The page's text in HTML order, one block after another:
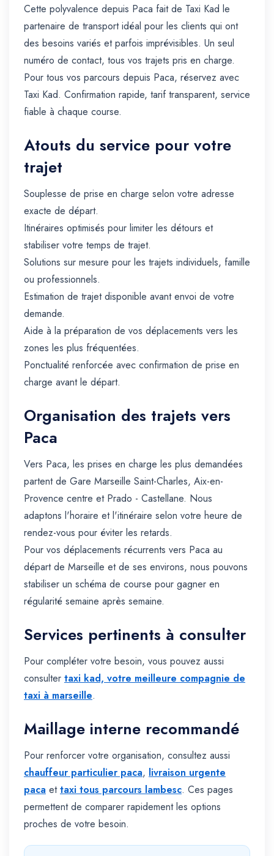
Cette polyvalence depuis Paca fait de Taxi Kad le
partenaire de transport idéal pour les clients qui ont
des besoins variés et parfois imprévisibles. Un seul
numéro de contact, tous vos trajets pris en charge.
Pour tous vos parcours depuis Paca, réservez avec
Taxi Kad. Confirmation rapide, tarif transparent, service
fiable à chaque course.
Atouts du service pour votre
trajet
Souplesse de prise en charge selon votre adresse
exacte de départ.
Itinéraires optimisés pour limiter les détours et
stabiliser votre temps de trajet.
Solutions sur mesure pour les trajets individuels, famille
ou professionnels.
Estimation de trajet disponible avant envoi de votre
demande.
Aide à la préparation de vos déplacements vers les
zones les plus fréquentées.
Ponctualité renforcée avec confirmation de prise en
charge avant le départ.
Organisation des trajets vers
Paca
Vers Paca, les prises en charge les plus demandées
partent de Gare Marseille Saint-Charles, Aix-en-
Provence centre et Prado - Castellane. Nous
adaptons l'horaire et l'itinéraire selon votre heure de
rendez-vous pour éviter les retards.
Pour vos déplacements récurrents vers Paca au
départ de Marseille et de ses environs, nous pouvons
stabiliser un schéma de course pour gagner en
régularité semaine après semaine.
Services pertinents à consulter
Pour compléter votre besoin, vous pouvez aussi
consulter taxi kad, votre meilleure compagnie de
taxi à marseille.
Maillage interne recommandé
Pour renforcer votre organisation, consultez aussi
chauffeur particulier paca, livraison urgente
paca ettaxi tous parcours lambesc. Ces pages
permettent de comparer rapidement les options
proches de votre besoin.